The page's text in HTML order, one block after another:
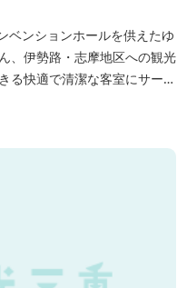
ベンションホールを供えたゆ
、伊勢路・志摩地区への観光
る快適で清潔な客室にサービ
ルフ場に至近。